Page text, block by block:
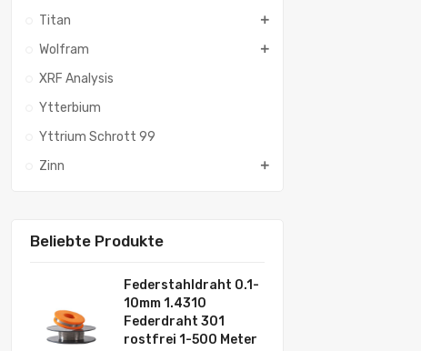
Titan
Wolfram
XRF Analysis
Ytterbium
Yttrium Schrott 99
Zinn
Beliebte Produkte
Federstahldraht 0.1-
10mm 1.4310
Federdraht 301
rostfrei 1-500 Meter